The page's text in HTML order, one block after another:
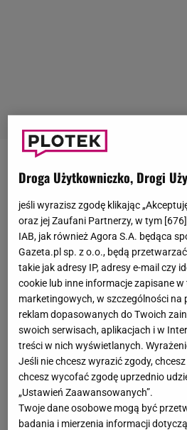
MADONNA
Madonnę zna chyba każdy.
wystąpiła też w kilkufilmach,
podziwiamy ją najbardziej)
muzycznym od ćwierć wieku.
profesjonalistka w jednym.
zdobyła wiele nagród. W 2007
okrzyknięta najlepiej
Madonna - Królowa Popu -
na miejsce w kotkowym
MARYLIN MONROE
Droga Użytkowniczko, Drogi
jeśli wyrazisz zgodę klikając
oraz jej Zaufani Partnerzy, w tym [676
IAB, jak również Agora S.A. będąca
Gazeta.pl sp. z o.o., będą
takie jak adresy IP, adresy e-mail czy
cookie lub inne informacje zapisane
marketingowych, w szczególności na
reklam dopasowanych do Twoich
swoich serwisach, aplikacjach i w
treści w nich wyświetlanych.
Jeśli nie chcesz wyrazić zgody,
chcesz wycofać zgodę uprzednio
„Ustawień Zaawansowanych”.
Twoje dane osobowe mogą być
badania i mierzenia informacji